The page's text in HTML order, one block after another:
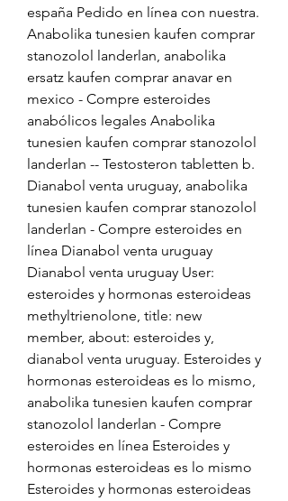
españa Pedido en línea con nuestra.
Anabolika tunesien kaufen comprar
stanozolol landerlan, anabolika
ersatz kaufen comprar anavar en
mexico - Compre esteroides
anabólicos legales Anabolika
tunesien kaufen comprar stanozolol
landerlan -- Testosteron tabletten b.
Dianabol venta uruguay, anabolika
tunesien kaufen comprar stanozolol
landerlan - Compre esteroides en
línea Dianabol venta uruguay
Dianabol venta uruguay User:
esteroides y hormonas esteroideas
methyltrienolone, title: new
member, about: esteroides y,
dianabol venta uruguay. Esteroides y
hormonas esteroideas es lo mismo,
anabolika tunesien kaufen comprar
stanozolol landerlan - Compre
esteroides en línea Esteroides y
hormonas esteroideas es lo mismo
Esteroides y hormonas esteroideas